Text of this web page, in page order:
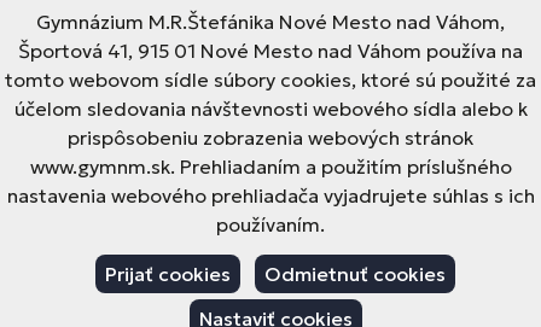
Gymnázium M.R.Štefánika Nové Mesto nad Váhom,
Športová 41, 915 01 Nové Mesto nad Váhom používa na
tomto webovom sídle súbory cookies, ktoré sú použité za
účelom sledovania návštevnosti webového sídla alebo k
prispôsobeniu zobrazenia webových stránok
www.gymnm.sk. Prehliadaním a použitím príslušného
nastavenia webového prehliadača vyjadrujete súhlas s ich
používaním.
Prijať cookies
Odmietnuť cookies
Nastaviť cookies